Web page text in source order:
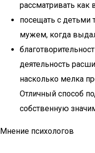
рассматривать как
посещать с детьми
мужем, когда
деятельность
насколько мелка
Отличный способ
собственную
Мнение психологов